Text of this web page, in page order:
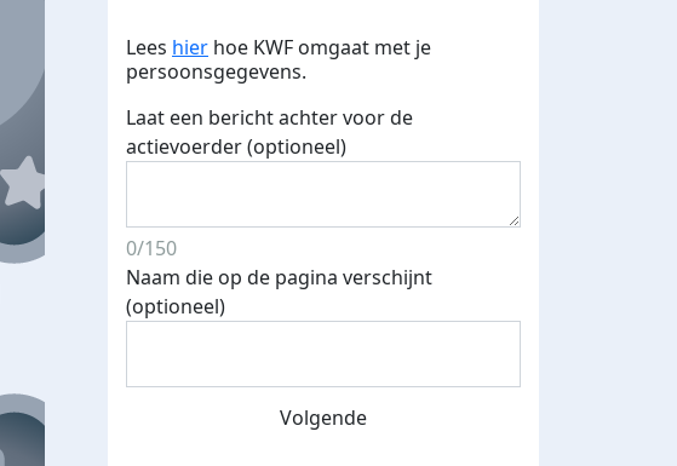
Streefbedrag verhoogd
Lees hier hoe KWF omgaat met je
persoonsgegevens.
Laat een bericht achter voor de
actievoerder (optioneel)
0/150
Naam die op de pagina verschijnt
(optioneel)
Volgende